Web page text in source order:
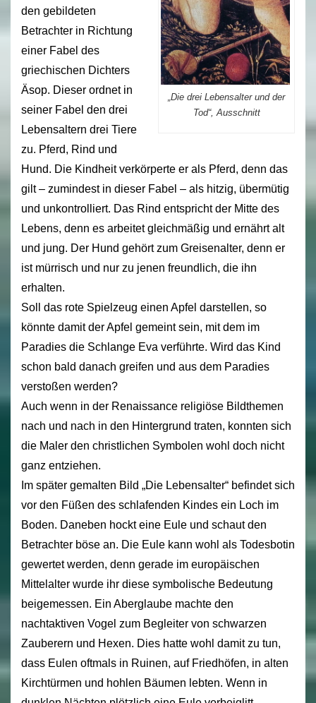
„Die drei Lebensalter und der
Tod“, Ausschnitt
den gebildeten
Betrachter in Richtung
einer Fabel des
griechischen Dichters
Äsop. Dieser ordnet in
seiner Fabel den drei
Lebensaltern drei Tiere
zu. Pferd, Rind und
Hund. Die Kindheit verkörperte er als Pferd, denn das
gilt – zumindest in dieser Fabel – als hitzig, übermütig
und unkontrolliert. Das Rind entspricht der Mitte des
Lebens, denn es arbeitet gleichmäßig und ernährt alt
und jung. Der Hund gehört zum Greisenalter, denn er
ist mürrisch und nur zu jenen freundlich, die ihn
erhalten.
Soll das rote Spielzeug einen Apfel darstellen, so
könnte damit der Apfel gemeint sein, mit dem im
Paradies die Schlange Eva verführte. Wird das Kind
schon bald danach greifen und aus dem Paradies
verstoßen werden?
Auch wenn in der Renaissance religiöse Bildthemen
nach und nach in den Hintergrund traten, konnten sich
die Maler den christlichen Symbolen wohl doch nicht
ganz entziehen.
Im später gemalten Bild „Die Lebensalter“ befindet sich
vor den Füßen des schlafenden Kindes ein Loch im
Boden. Daneben hockt eine Eule und schaut den
Betrachter böse an. Die Eule kann wohl als Todesbotin
gewertet werden, denn gerade im europäischen
Mittelalter wurde ihr diese symbolische Bedeutung
beigemessen. Ein Aberglaube machte den
nachtaktiven Vogel zum Begleiter von schwarzen
Zauberern und Hexen. Dies hatte wohl damit zu tun,
dass Eulen oftmals in Ruinen, auf Friedhöfen, in alten
Kirchtürmen und hohlen Bäumen lebten. Wenn in